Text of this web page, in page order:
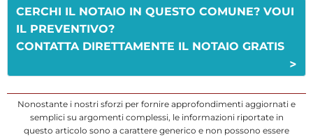
CERCHI IL NOTAIO IN QUESTO COMUNE? VOUI
IL PREVENTIVO?
CONTATTA DIRETTAMENTE IL NOTAIO GRATIS
>
Nonostante i nostri sforzi per fornire approfondimenti aggiornati e
semplici su argomenti complessi, le informazioni riportate in
questo articolo sono a carattere generico e non possono essere